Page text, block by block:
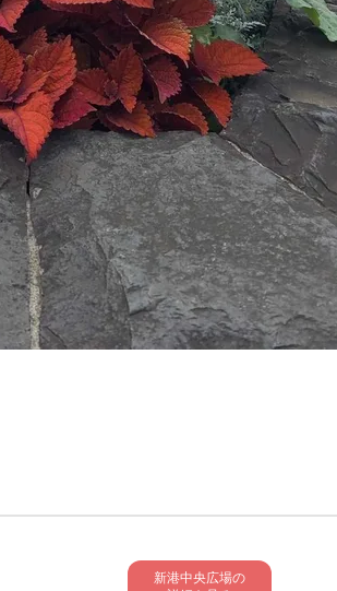
新港中央広場の